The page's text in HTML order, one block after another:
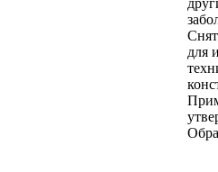
для